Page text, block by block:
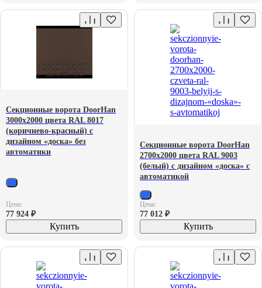
Секционные ворота DoorHan
3000х2000 цвета RAL 8017
(коричнево-красный) с
дизайном «доска» без
автоматики
Цена:
77 924 ₽
Купить
Секционные ворота DoorHan
2700х2000 цвета RAL 9003
(белый) с дизайном «доска» с
автоматикой
Цена:
77 012 ₽
Купить